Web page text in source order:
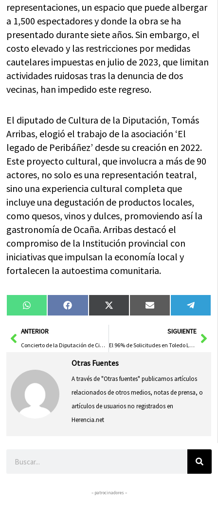
representaciones, un espacio que puede albergar
a 1,500 espectadores y donde la obra se ha
presentado durante siete años. Sin embargo, el
costo elevado y las restricciones por medidas
cautelares impuestas en julio de 2023, que limitan
actividades ruidosas tras la denuncia de dos
vecinas, han impedido este regreso.
El diputado de Cultura de la Diputación, Tomás
Arribas, elogió el trabajo de la asociación ‘El
legado de Peribáñez’ desde su creación en 2022.
Este proyecto cultural, que involucra a más de 90
actores, no solo es una representación teatral,
sino una experiencia cultural completa que
incluye una degustación de productos locales,
como quesos, vinos y dulces, promoviendo así la
gastronomía de Ocaña. Arribas destacó el
compromiso de la Institución provincial con
iniciativas que impulsan la economía local y
fortalecen la autoestima comunitaria.
Compartir
en
WhatsAppCompartir
en
FacebookCompartir
en
X
(Twitter)
Compartir
en
Email
en
AntANTERIOR
Concierto de la Diputación de Ciudad Real el 12 de julio
SIGUIENTE
El 96% de Solicitudes en Toledo Logran Plaza en Su Primera Opción para el Próximo Curso Académico
Otras Fuentes
A través de "Otras fuentes" publicamos artículos
relacionados de otros medios, notas de prensa, o
artículos de usuarios no registrados en
Herencia.net
– patrocinadores –